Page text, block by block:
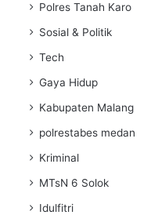
Polres Tanah Karo
Sosial & Politik
Tech
Gaya Hidup
Kabupaten Malang
polrestabes medan
Kriminal
MTsN 6 Solok
Idulfitri